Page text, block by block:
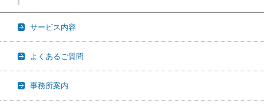
サービス内容
よくあるご質問
事務所案内